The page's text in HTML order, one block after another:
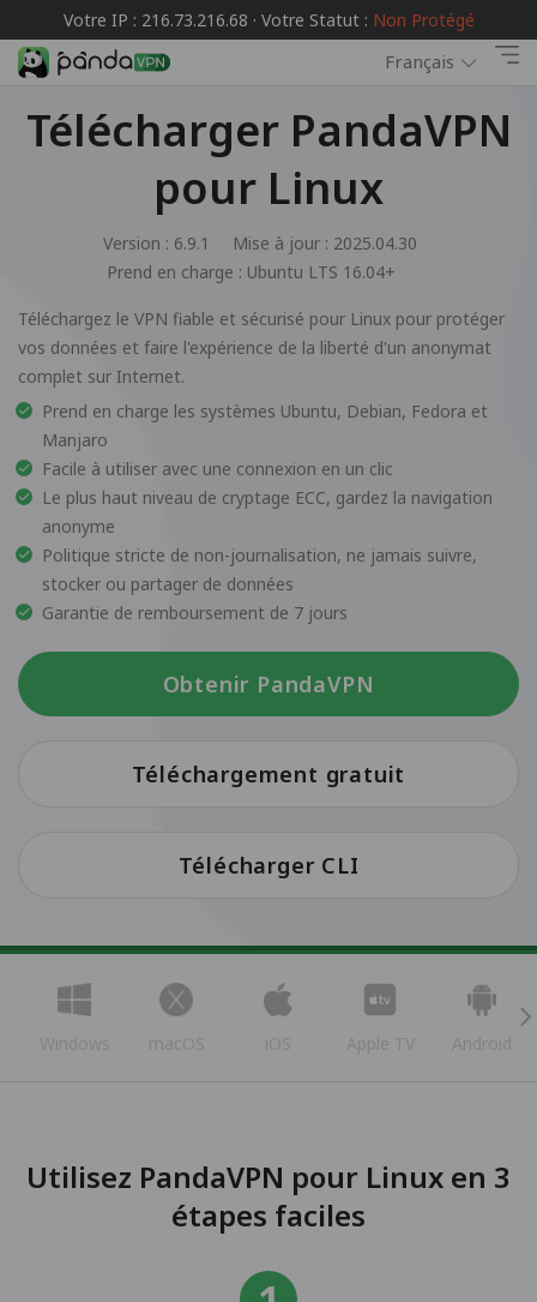
Votre IP : 216.73.216.68 · Votre Statut : Non Protégé
Français
Télécharger PandaVPN
pour Linux
Version : 6.9.1
Mise à jour : 2025.04.30
Prend en charge : Ubuntu LTS 16.04+
Téléchargez le VPN fiable et sécurisé pour Linux pour protéger
vos données et faire l'expérience de la liberté d'un anonymat
complet sur Internet.
Prend en charge les systèmes Ubuntu, Debian, Fedora et
Manjaro
Facile à utiliser avec une connexion en un clic
Le plus haut niveau de cryptage ECC, gardez la navigation
anonyme
Politique stricte de non-journalisation, ne jamais suivre,
stocker ou partager de données
Garantie de remboursement de 7 jours
Obtenir PandaVPN
Téléchargement gratuit
Télécharger CLI
Windows macOS iOS Apple TV Android
Utilisez PandaVPN pour Linux en 3
étapes faciles